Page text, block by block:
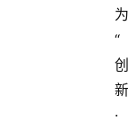
为
“
创
新
·